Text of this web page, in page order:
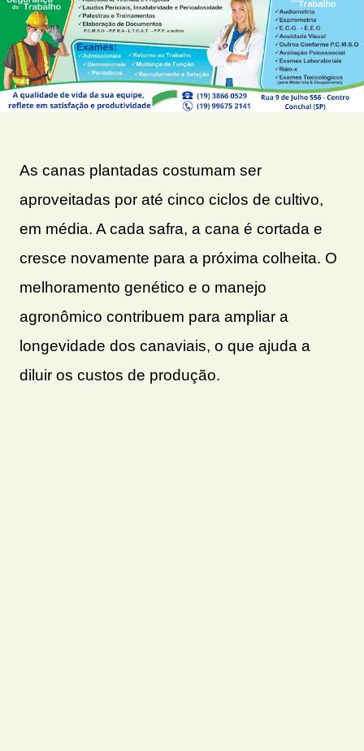
As canas plantadas costumam ser
aproveitadas por até cinco ciclos de cultivo,
em média. A cada safra, a cana é cortada e
cresce novamente para a próxima colheita. O
melhoramento genético e o manejo
agronômico contribuem para ampliar a
longevidade dos canaviais, o que ajuda a
diluir os custos de produção.